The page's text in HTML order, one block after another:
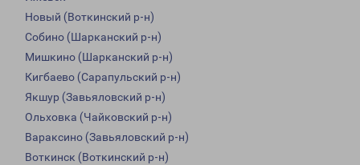
Новый (Воткинский р-н)
Собино (Шарканский р-н)
Мишкино (Шарканский р-н)
Кигбаево (Сарапульский р-н)
Якшур (Завьяловский р-н)
Ольховка (Чайковский р-н)
Вараксино (Завьяловский р-н)
Воткинск (Воткинский р-н)